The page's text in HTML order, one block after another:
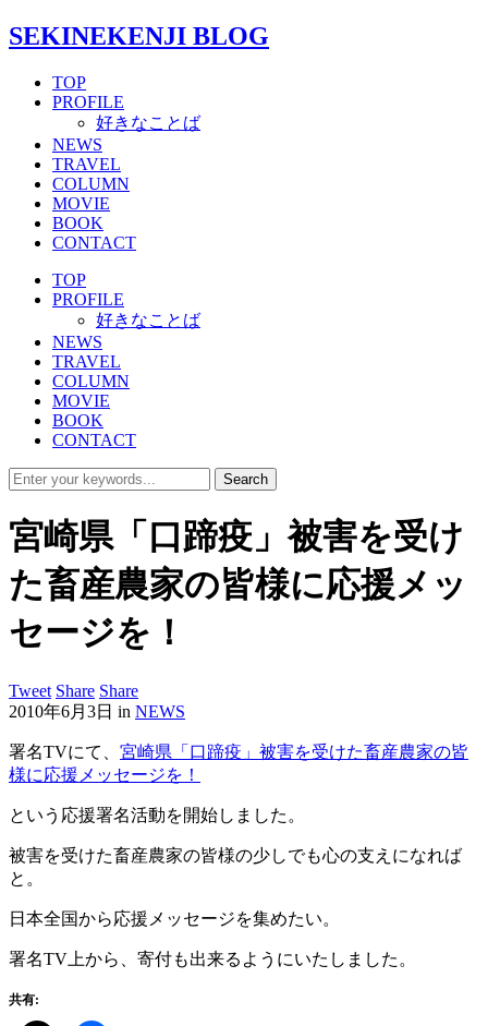
SEKINEKENJI BLOG
TOP
PROFILE
好きなことば
NEWS
TRAVEL
COLUMN
MOVIE
BOOK
CONTACT
TOP
PROFILE
好きなことば
NEWS
TRAVEL
COLUMN
MOVIE
BOOK
CONTACT
宮崎県「口蹄疫」被害を受け
た畜産農家の皆様に応援メッ
セージを！
Tweet Share Share
2010年6月3日 in NEWS
署名TVにて、 宮崎県「口蹄疫」被害を受けた畜産農家の皆
様に応援メッセージを！
という応援署名活動を開始しました。
被害を受けた畜産農家の皆様の少しでも心の支えになれば
と。
日本全国から応援メッセージを集めたい。
署名TV上から、寄付も出来るようにいたしました。
共有: